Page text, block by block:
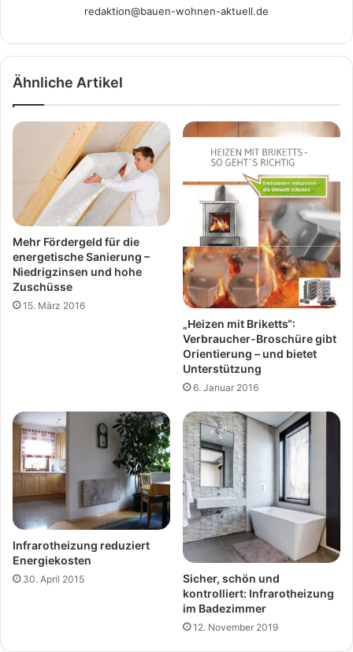
redaktion@bauen-wohnen-aktuell.de
Ähnliche Artikel
Mehr Fördergeld für die
energetische Sanierung –
Niedrigzinsen und hohe
Zuschüsse
15. März 2016
„Heizen mit Briketts“:
Verbraucher-Broschüre gibt
Orientierung – und bietet
Unterstützung
6. Januar 2016
Infrarotheizung reduziert
Energiekosten
30. April 2015
Sicher, schön und
kontrolliert: Infrarotheizung
im Badezimmer
12. November 2019